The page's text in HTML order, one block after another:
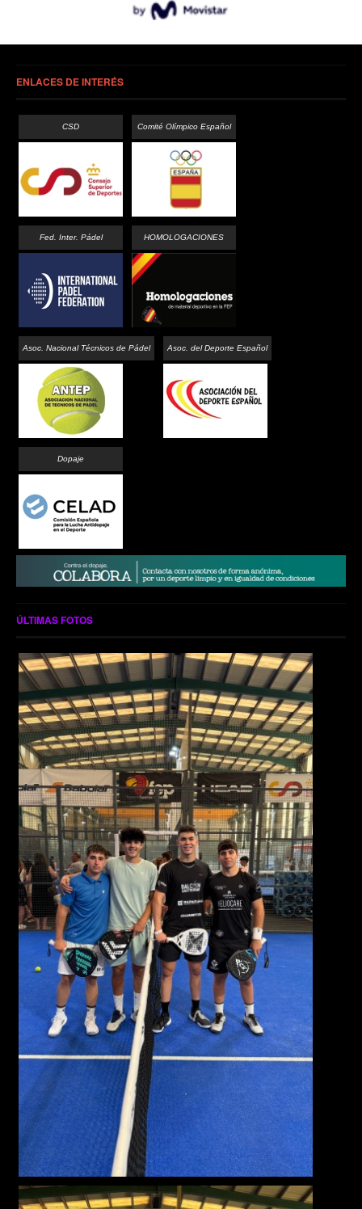
ENLACES DE INTERÉS
CSD Comité Olímpico Español
Fed. Inter. Pádel HOMOLOGACIONES
Asoc. Nacional Técnicos de Pádel Asoc. del Deporte Español
Dopaje
ÚLTIMAS FOTOS